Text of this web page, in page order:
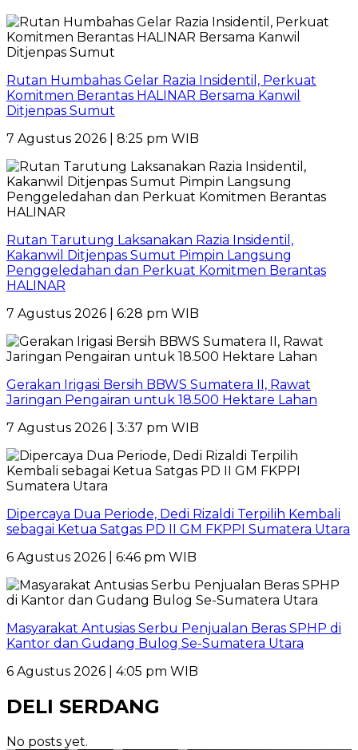
Rutan Humbahas Gelar Razia Insidentil, Perkuat
Komitmen Berantas HALINAR Bersama Kanwil
Ditjenpas Sumut
7 Agustus 2026 | 8:25 pm WIB
Rutan Tarutung Laksanakan Razia Insidentil,
Kakanwil Ditjenpas Sumut Pimpin Langsung
Penggeledahan dan Perkuat Komitmen Berantas
HALINAR
7 Agustus 2026 | 6:28 pm WIB
Gerakan Irigasi Bersih BBWS Sumatera II, Rawat
Jaringan Pengairan untuk 18.500 Hektare Lahan
7 Agustus 2026 | 3:37 pm WIB
Dipercaya Dua Periode, Dedi Rizaldi Terpilih Kembali
sebagai Ketua Satgas PD II GM FKPPI Sumatera Utara
6 Agustus 2026 | 6:46 pm WIB
Masyarakat Antusias Serbu Penjualan Beras SPHP di
Kantor dan Gudang Bulog Se-Sumatera Utara
6 Agustus 2026 | 4:05 pm WIB
DELI SERDANG
No posts yet.